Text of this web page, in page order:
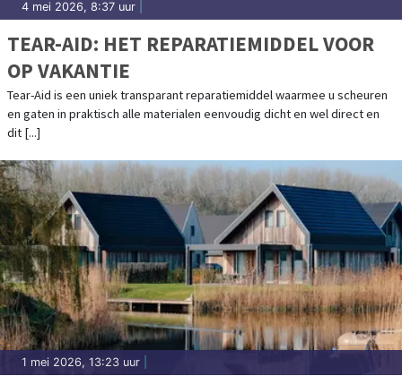
4 mei 2026, 8:37 uur
TEAR-AID: HET REPARATIEMIDDEL VOOR
OP VAKANTIE
Tear-Aid is een uniek transparant reparatiemiddel waarmee u scheuren
en gaten in praktisch alle materialen eenvoudig dicht en wel direct en
dit [...]
1 mei 2026, 13:23 uur